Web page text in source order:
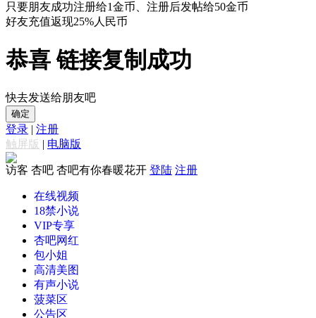
只要朋友成功注册给1金币、注册后发帖给50金币
好友充值返现25%人民币
恭喜 链接复制成功
快去发送给朋友吧
确定
登录 | 注册
触屏版 | 电脑版
访客 杏吧 杏吧有你春暖花开 登陆 注册
在线视频
18禁小说
VIP专享
杏吧网红
包小姐
高清美图
有声小说
菠菜区
公告区